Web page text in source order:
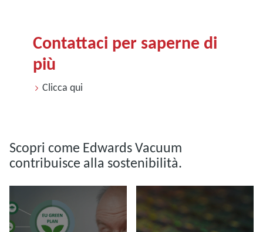
Contattaci per saperne di
più
Clicca qui
Scopri come Edwards Vacuum
contribuisce alla sostenibilità.